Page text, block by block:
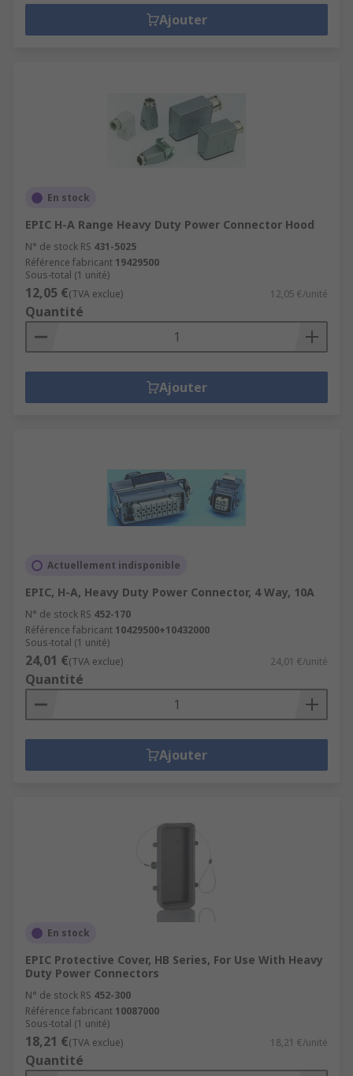
Ajouter
En stock
EPIC H-A Range Heavy Duty Power Connector Hood
N° de stock RS 431-5025
Référence fabricant 19429500
Sous-total (1 unité)
12,05 €(TVA exclue) 12,05 €/unité
Quantité
Ajouter
Actuellement indisponible
EPIC, H-A, Heavy Duty Power Connector, 4 Way, 10A
N° de stock RS 452-170
Référence fabricant 10429500+10432000
Sous-total (1 unité)
24,01 €(TVA exclue) 24,01 €/unité
Quantité
Ajouter
En stock
EPIC Protective Cover, HB Series, For Use With Heavy
Duty Power Connectors
N° de stock RS 452-300
Référence fabricant 10087000
Sous-total (1 unité)
18,21 €(TVA exclue) 18,21 €/unité
Quantité